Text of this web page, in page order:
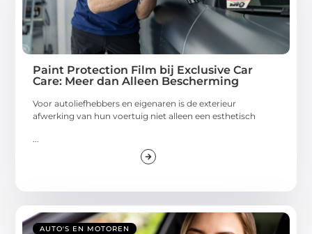
Paint Protection Film bij Exclusive Car
Care: Meer dan Alleen Bescherming
Voor autoliefhebbers en eigenaren is de exterieur
afwerking van hun voertuig niet alleen een esthetisch
AUTO'S EN MOTOREN